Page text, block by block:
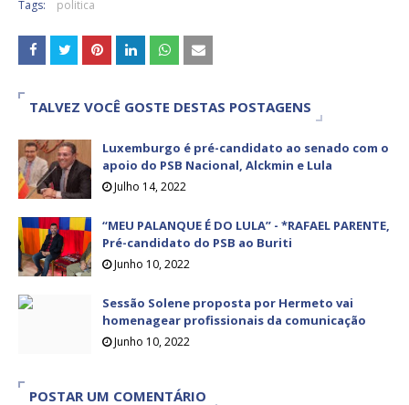
Tags: politica
TALVEZ VOCÊ GOSTE DESTAS POSTAGENS
Luxemburgo é pré-candidato ao senado com o
apoio do PSB Nacional, Alckmin e Lula
Julho 14, 2022
“MEU PALANQUE É DO LULA” - *RAFAEL PARENTE,
Pré-candidato do PSB ao Buriti
Junho 10, 2022
Sessão Solene proposta por Hermeto vai
homenagear profissionais da comunicação
Junho 10, 2022
POSTAR UM COMENTÁRIO